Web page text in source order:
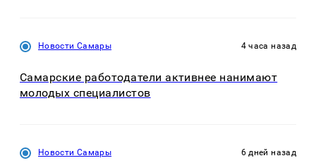
Новости Самары 4 часа назад
Самарские работодатели активнее нанимают
молодых специалистов
Новости Самары 6 дней назад